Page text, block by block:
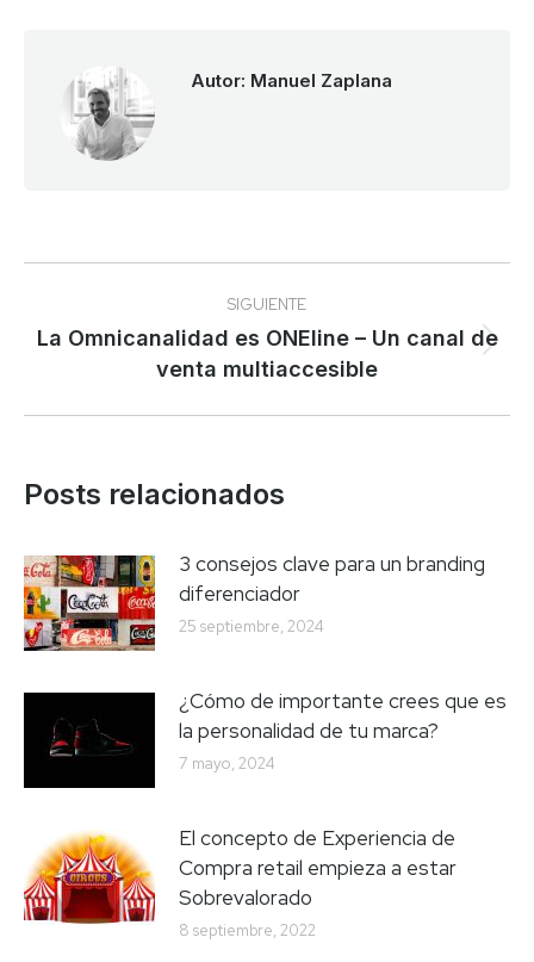
Autor: Manuel Zaplana
Navegación
entre
publicaciones
SIGUIENTE
Publicación
siguiente:
La Omnicanalidad es ONEline – Un canal de
venta multiaccesible
Posts relacionados
3 consejos clave para un branding
diferenciador
25 septiembre, 2024
¿Cómo de importante crees que es
la personalidad de tu marca?
7 mayo, 2024
El concepto de Experiencia de
Compra retail empieza a estar
Sobrevalorado
8 septiembre, 2022